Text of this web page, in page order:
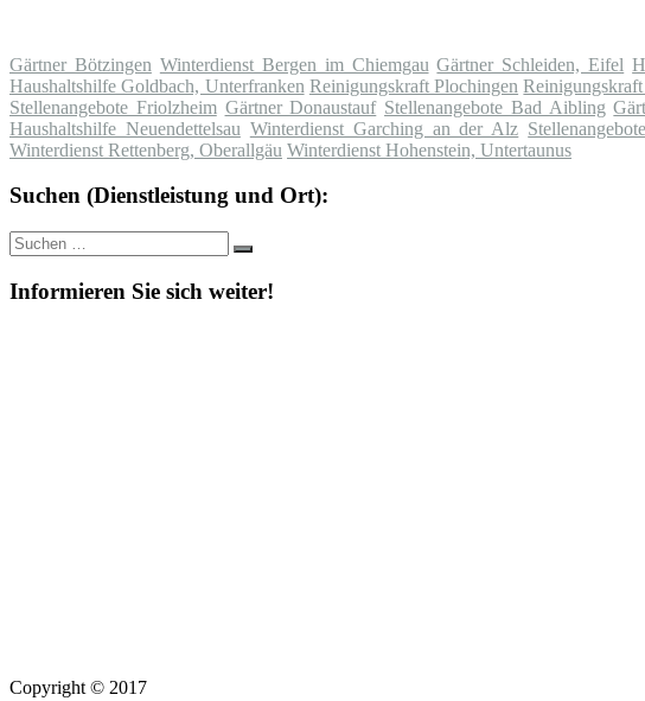
Gärtner Bötzingen Winterdienst Bergen im Chiemgau Gärtner Schleiden, Eifel
Haushaltshilfe Goldbach, Unterfranken Reinigungskraft Plochingen
Stellenangebote Friolzheim Gärtner Donaustauf Stellenangebote Bad Aibling
Haushaltshilfe Neuendettelsau Winterdienst Garching an der Alz
Winterdienst Rettenberg, Oberallgäu Winterdienst Hohenstein, Untertaunus
Suchen (Dienstleistung und Ort):
Suche
nach:
Suchen
Informieren Sie sich weiter!
Copyright © 2017